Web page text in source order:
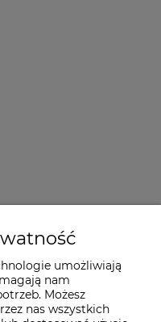
umożliwiają
nam
Możesz
nas wszystkich